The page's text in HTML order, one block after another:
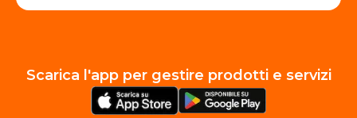
Scarica l'app per gestire prodotti e servizi